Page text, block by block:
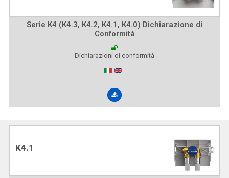
Serie K4 (K4.3, K4.2, K4.1, K4.0) Dichiarazione di
Conformità
Dichiarazioni di conformità
K4.1